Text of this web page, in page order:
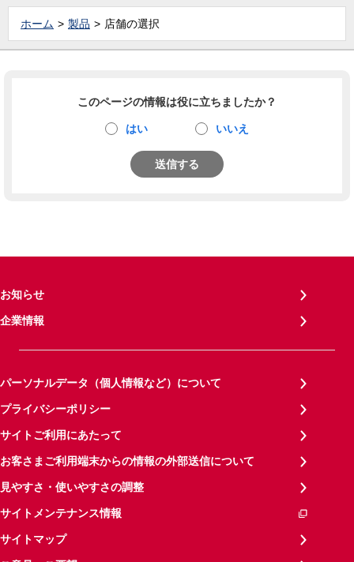
ホーム 製品 店舗の選択
このページの情報は役に立ちましたか？
はい いいえ
送信する
お知らせ
企業情報
パーソナルデータ（個人情報など）について
プライバシーポリシー
サイトご利用にあたって
お客さまご利用端末からの情報の外部送信について
見やすさ・使いやすさの調整
サイトメンテナンス情報
サイトマップ